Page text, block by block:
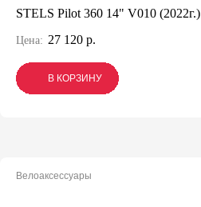
STELS Pilot 360 14" V010 (2022г.)
Цена: 27 120 р.
В КОРЗИНУ
В КОРЗИНУ
В КОРЗИНУ
Велоаксессуары